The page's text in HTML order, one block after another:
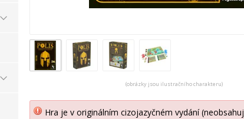
(obrázky jsou ilustračního charakteru)
Hra je v originálním cizojazyčném vydání